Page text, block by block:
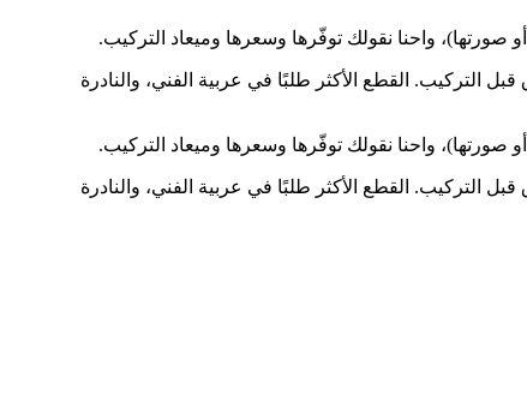
صورتها)، واحنا نقولك توفّرها وسعرها وميعاد التركيب.
التركيب. القطع الأكثر طلبًا في عربية الفني، والنادرة
صورتها)، واحنا نقولك توفّرها وسعرها وميعاد التركيب.
التركيب. القطع الأكثر طلبًا في عربية الفني، والنادرة